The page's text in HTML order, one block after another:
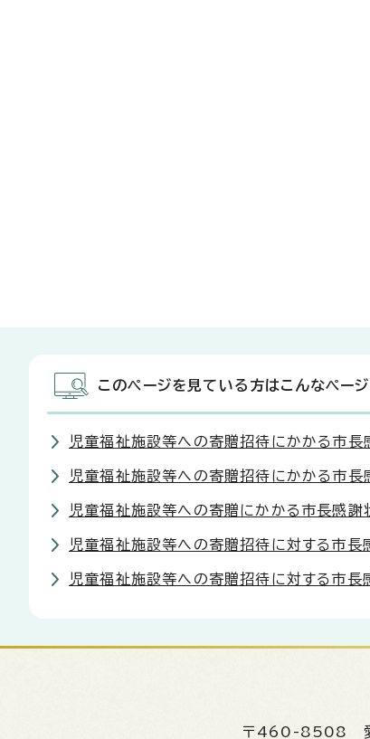
このページを見ている方はこんなペー
児童福祉施設等への寄贈招待にかかる市長
児童福祉施設等への寄贈招待にかかる市長
児童福祉施設等への寄贈にかかる市長感謝
児童福祉施設等への寄贈招待に対する市長
児童福祉施設等への寄贈招待に対する市長
〒460-8508